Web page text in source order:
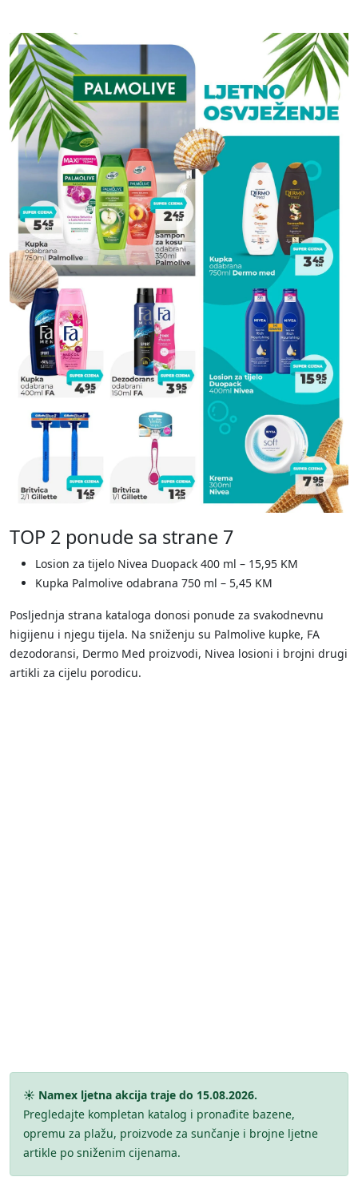
TOP 2 ponude sa strane 7
Losion za tijelo Nivea Duopack 400 ml – 15,95 KM
Kupka Palmolive odabrana 750 ml – 5,45 KM
Posljednja strana kataloga donosi ponude za svakodnevnu
higijenu i njegu tijela. Na sniženju su Palmolive kupke, FA
dezodoransi, Dermo Med proizvodi, Nivea losioni i brojni drugi
artikli za cijelu porodicu.
☀️ Namex ljetna akcija traje do 15.08.2026.
Pregledajte kompletan katalog i pronađite bazene,
opremu za plažu, proizvode za sunčanje i brojne ljetne
artikle po sniženim cijenama.